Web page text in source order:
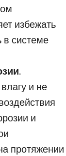
избежать
в системе
и не
и
протяжении